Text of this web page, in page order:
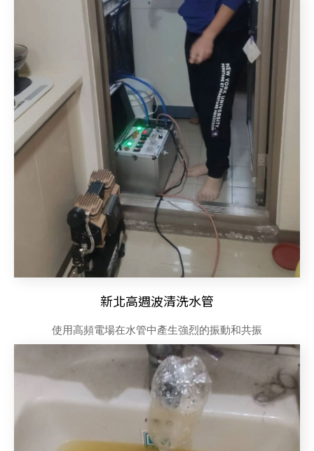
新北高週波清洗水管
使用高頻電場在水管中產生強烈的振動和共振